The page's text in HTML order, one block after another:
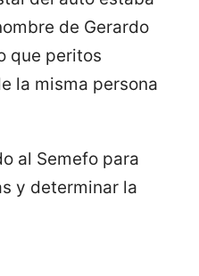
de Gerardo
que peritos
la misma persona
al Semefo para
y determinar la